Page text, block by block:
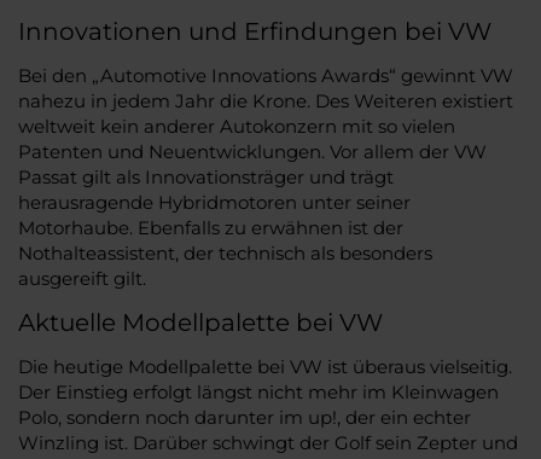
Innovationen und Erfindungen bei VW
Bei den „Automotive Innovations Awards“ gewinnt VW
nahezu in jedem Jahr die Krone. Des Weiteren existiert
weltweit kein anderer Autokonzern mit so vielen
Patenten und Neuentwicklungen. Vor allem der VW
Passat gilt als Innovationsträger und trägt
herausragende Hybridmotoren unter seiner
Motorhaube. Ebenfalls zu erwähnen ist der
Nothalteassistent, der technisch als besonders
ausgereift gilt.
Aktuelle Modellpalette bei VW
Die heutige Modellpalette bei VW ist überaus vielseitig.
Der Einstieg erfolgt längst nicht mehr im Kleinwagen
Polo, sondern noch darunter im up!, der ein echter
Winzling ist. Darüber schwingt der Golf sein Zepter und